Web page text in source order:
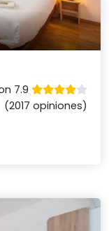
7.9
(2017 opiniones)